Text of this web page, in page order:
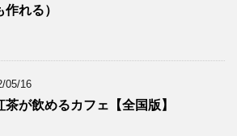
作れる）
05/16
茶が飲めるカフェ【全国版】